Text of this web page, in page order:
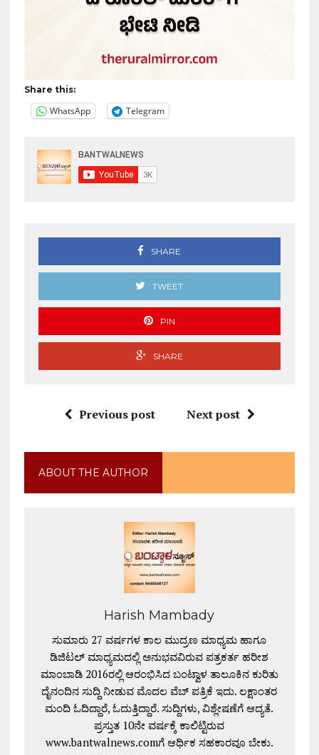
Share this:
WhatsApp Telegram
SHARE
TWEET
PIN
SHARE
Previous post Next post
ABOUT THE AUTHOR
Harish Mambady
ಸುಮಾರು 27 ವರ್ಷಗಳ ಕಾಲ ಮುದ್ರಣ ಮಾಧ್ಯಮ ಹಾಗೂ
ಡಿಜಿಟಲ್ ಮಾಧ್ಯಮದಲ್ಲಿ ಅನುಭವವಿರುವ ಪತ್ರಕರ್ತ ಹರೀಶ
ಮಾಂಬಾಡಿ 2016ರಲ್ಲಿ ಆರಂಭಿಸಿದ ಬಂಟ್ವಾಳ ತಾಲೂಕಿನ ಕುರಿತು
ದೈನಂದಿನ ಸುದ್ದಿ ನೀಡುವ ಮೊದಲ ವೆಬ್ ಪತ್ರಿಕೆ ಇದು. ಲಕ್ಷಾಂತರ
ಮಂದಿ ಓದಿದ್ದಾರೆ, ಓದುತ್ತಿದ್ದಾರೆ. ಸುದ್ದಿಗಳು, ವಿಶ್ಲೇಷಣೆಗೆ ಆದ್ಯತೆ.
ಪ್ರಸ್ತುತ 10ನೇ ವರ್ಷಕ್ಕೆ ಕಾಲಿಟ್ಟಿರುವ
www.bantwalnews.comಗೆ ಆರ್ಥಿಕ ಸಹಕಾರವೂ ಬೇಕು.